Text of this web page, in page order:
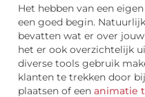
Het hebben van een
een goed begin.
bevatten wat er over
het er ook overzichtelijk
diverse tools gebruik
klanten te trekken door
plaatsen of een animatie